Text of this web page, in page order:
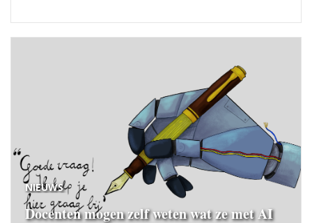
NIEUWS
Docenten mogen zelf weten wat ze met AI